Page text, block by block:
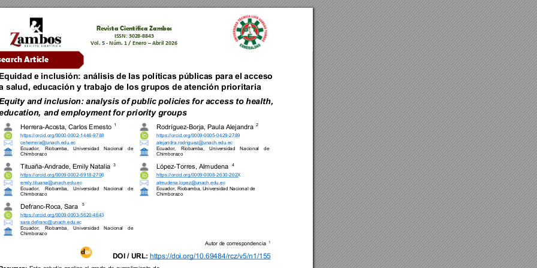
Revista Científica Zambos
ISSN: 3028-8843
Vol. 5 - Núm. 1 / Enero – Abril 2026
e inclusión: análisis de las políticas públicas para el acceso
salud, educación y trabajo de los grupos de atención prioritaria
and inclusion: analysis of public policies for access to health,
and employment for priority groups
Herrera-Acosta, Carlos Ernesto 1 Rodríguez-Borja, Paula Alejandra 2
https://orcid.org/0000-0002-1446-9788 https://orcid.org/0009-0005-0429-2789
ceherrera@unach.edu.ec
alejandra.rodriguez@unach.edu.ec
Ecuador, Riobamba, Universidad Nacional
de
Chimborazo
Ecuador, Riobamba, Universidad Nacional
de
Chimborazo
Tituaña-Andrade, Emily Natalia 3 López-Torres, Almudena 4
https://orcid.org/0009-0002-6918-2706 https://orcid.org/0009-0008-2630-202X
emily.tituana@unach.edu.ec
almudena.lopez@unach.edu.ec
Ecuador, Riobamba Universidad Nacional
de
Chimborazo
Ecuador, Riobamba, Universidad Nacional de
Chimborazo
Defranc-Roca, Sara 5
https://orcid.org/0009-0003-5620 -4643
sara.defranc@unach.edu.ec
Ecuador, Riobamba, Universidad Nacional
de
Chimborazo
Autor de correspondencia 1
DOI / URL: https://doi.org/10.69484/rcz/v5/n1/155
Article